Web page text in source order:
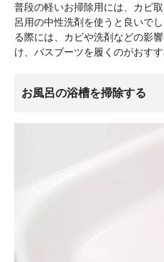
普段の軽いお掃除用には、カビ
呂用の中性洗剤を使うと良いで
る際には、カビや洗剤などの影
け、バスブーツを履くのがおすす
お風呂の浴槽を掃除する